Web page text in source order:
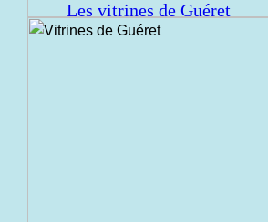
Les vitrines de Guéret